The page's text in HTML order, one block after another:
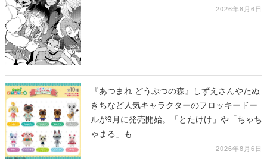
2026年8月6日
『あつまれ どうぶつの森』しずえさんやたぬ
きちなど人気キャラクターのフロッキードー
ルが9月に発売開始。「とたけけ」や「ちゃち
ゃまる」も
2026年8月6日